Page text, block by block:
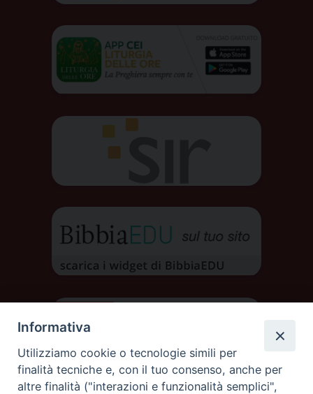
Informativa
Utilizziamo cookie o tecnologie simili per
finalità tecniche e, con il tuo consenso, anche per
altre finalità ("interazioni e funzionalità semplici",